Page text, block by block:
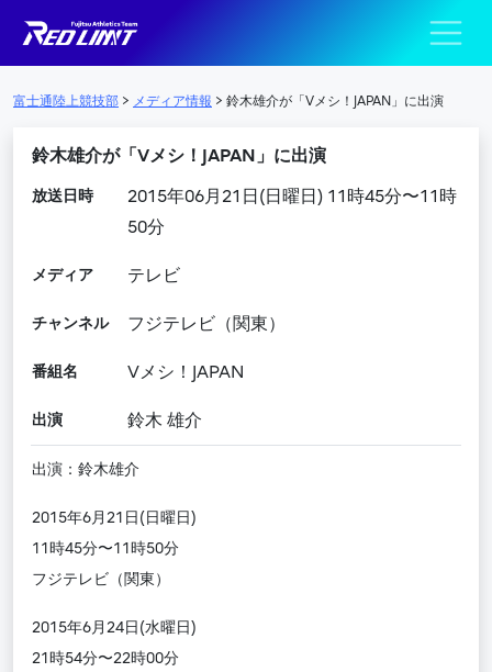
メインナビゲーション
陸上競技部 –
富士通陸上競技部 > メディア情報 > 鈴木雄介が「Vメシ！JAPAN」に出演
鈴木雄介が「Vメシ！JAPAN」に出演
放送日時
2015年06月21日(日曜日) 11時45分〜11時
50分
メディア テレビ
チャンネル フジテレビ（関東）
番組名 Vメシ！JAPAN
出演 鈴木 雄介
出演：鈴木雄介
2015年6月21日(日曜日)
11時45分〜11時50分
フジテレビ（関東）
2015年6月24日(水曜日)
21時54分〜22時00分